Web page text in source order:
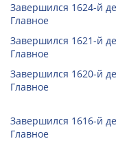
Завершился 1624-й
Главное
Завершился 1621-й
Главное
Завершился 1620-й
Главное
Завершился 1616-й
Главное